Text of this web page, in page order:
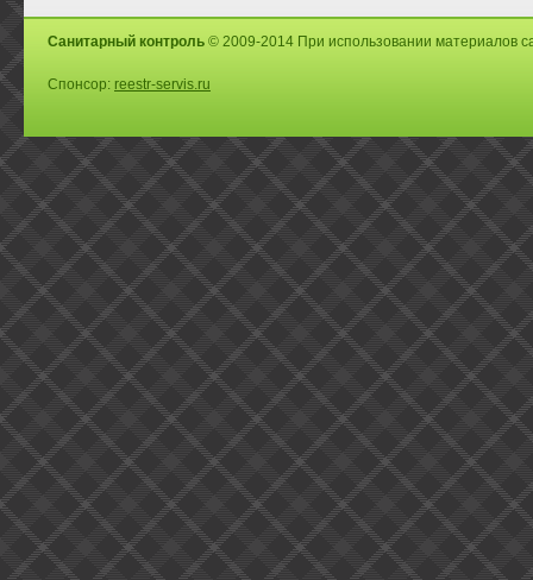
Санитарный контроль © 2009-2014 При использовании материалов
Спонсор: reestr-servis.ru